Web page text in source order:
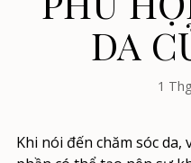
DA
1
Khi nói đến chăm sóc